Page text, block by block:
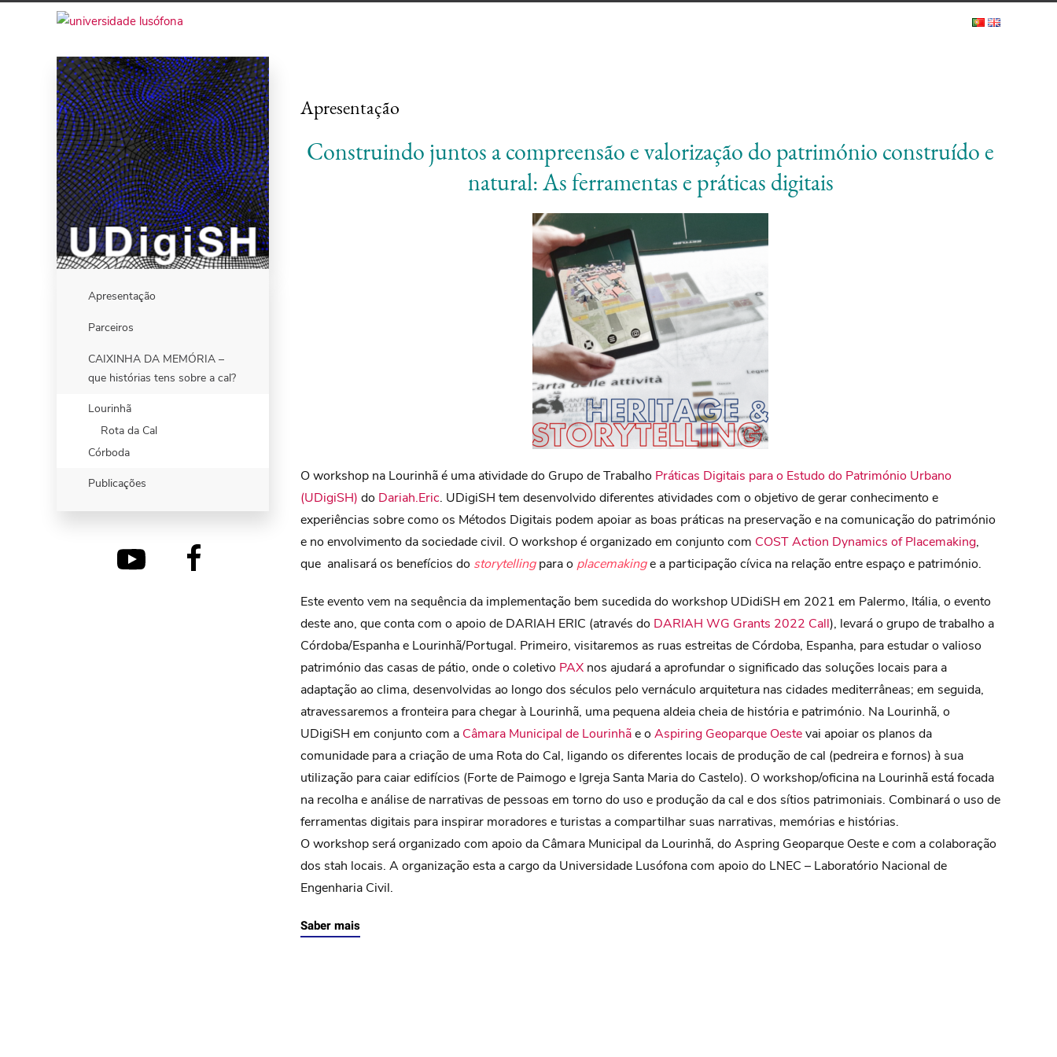
Apresentação
Construindo juntos a compreensão e valorização do património construído e
natural: As ferramentas e práticas digitais
O workshop na Lourinhã é uma atividade do Grupo de Trabalho Práticas Digitais para o Estudo do Património Urbano
(UDigiSH) do Dariah.Eric. UDigiSH tem desenvolvido diferentes atividades com o objetivo de gerar conhecimento e
experiências sobre como os Métodos Digitais podem apoiar as boas práticas na preservação e na comunicação do património
e no envolvimento da sociedade civil. O workshop é organizado em conjunto com COST Action Dynamics of Placemaking,
que analisará os benefícios do storytellingpara o placemakinge a participação cívica na relação entre espaço e património.
Este evento vem na sequência da implementação bem sucedida do workshop UDidiSH em 2021 em Palermo, Itália, o evento
deste ano, que conta com o apoio de DARIAH ERIC (através do DARIAH WG Grants 2022 Call), levará o grupo de trabalho a
Córdoba/Espanha e Lourinhã/Portugal. Primeiro, visitaremos as ruas estreitas de Córdoba, Espanha, para estudar o valioso
património das casas de pátio, onde o coletivo PAX nos ajudará a aprofundar o significado das soluções locais para a
adaptação ao clima, desenvolvidas ao longo dos séculos pelo vernáculo arquitetura nas cidades mediterrâneas; em seguida,
atravessaremos a fronteira para chegar à Lourinhã, uma pequena aldeia cheia de história e património. Na Lourinhã, o
UDigiSH em conjunto com a Câmara Municipal de Lourinhãe o Aspiring Geoparque Oestevai apoiar os planos da
comunidade para a criação de uma Rota do Cal, ligando os diferentes locais de produção de cal (pedreira e fornos) à sua
utilização para caiar edifícios (Forte de Paimogo e Igreja Santa Maria do Castelo). O workshop/oficina na Lourinhã está focada
na recolha e análise de narrativas de pessoas em torno do uso e produção da cal e dos sítios patrimoniais. Combinará o uso de
ferramentas digitais para inspirar moradores e turistas a compartilhar suas narrativas, memórias e histórias.
O workshop será organizado com apoio da Câmara Municipal da Lourinhã, do Aspring Geoparque Oeste e com a colaboração
dos stah locais. A organização esta a cargo da Universidade Lusófona com apoio do LNEC – Laboratório Nacional de
Engenharia Civil.
Saber mais
Apresentação
Parceiros
CAIXINHA DA MEMÓRIA –
que histórias tens sobre a cal?
Lourinhã
Rota da Cal
Córboda
Publicações